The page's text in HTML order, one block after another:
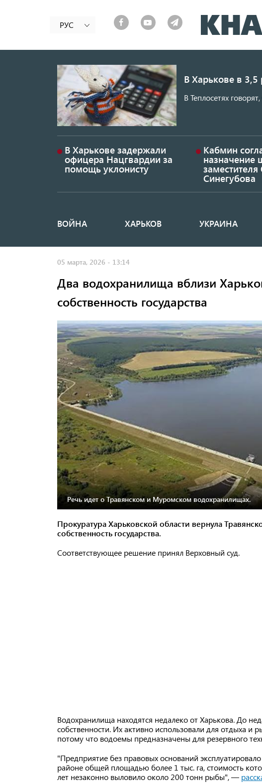
РУС
В Харькове в
В Теплосетях
В Харькове задержали
офицера Нацгвардии за
помощь уклонисту
Кабмин
назначение
заместителя
Синегубова
Основная
ВОЙНА ХАРЬКОВ УКРАИНА
05 марта, 2026 - 13:14
Два водохранилища вблизи
собственность государства
Речь идет о Травянском и Муромском водохранилищах.
Прокуратура Харьковской области вернула
собственность государства.
Соответствующее решение принял Верховный суд.
Водохранилища находятся недалеко от Харькова. До
собственности. Их активно использовали для отдыха и
потому что водоемы предназначены для резервного
"Предприятие без правовых оснований
районе общей площадью более 1 тыс. га, стоимость
лет незаконно выловило около 200 тонн рыбы", —